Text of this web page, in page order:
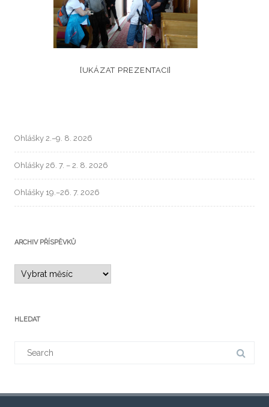
[UKÁZAT PREZENTACI]
Ohlášky 2.–9. 8. 2026
Ohlášky 26. 7. – 2. 8. 2026
Ohlášky 19.–26. 7. 2026
ARCHIV PŘÍSPĚVKŮ
HLEDAT